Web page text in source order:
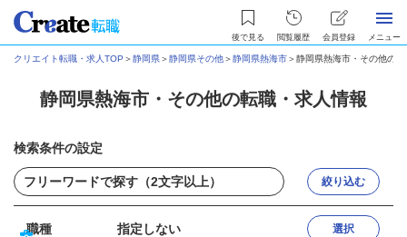
後で見る 閲覧履歴 会員登録 メニュー
クリエイト転職・求人TOP ＞静岡県＞静岡県その他＞静岡県熱海市＞静岡県熱海市・その他の
静岡県熱海市・その他の転職・求人情報
検索条件の設定
絞り込む
職種 指定しない 選択